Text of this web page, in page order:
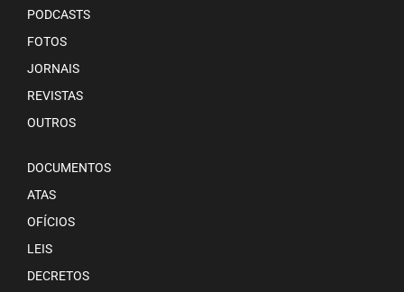
PODCASTS
FOTOS
JORNAIS
REVISTAS
OUTROS
DOCUMENTOS
ATAS
OFÍCIOS
LEIS
DECRETOS